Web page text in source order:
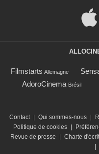
Filmstarts Allemagne
AdoroCinema Brésil
Contact Qui sommes-nous
Politique de cookies
Revue de presse
Charte